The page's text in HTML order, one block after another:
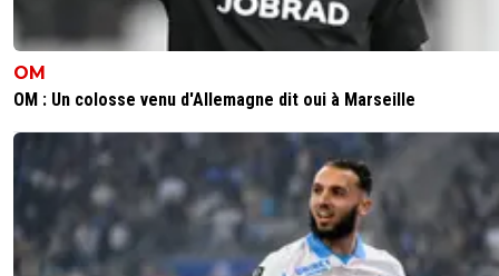
OM
OM : Un colosse venu d'Allemagne dit oui à Marseille